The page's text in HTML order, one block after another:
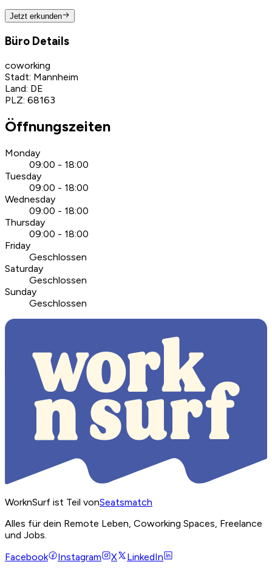
Jetzt erkunden
Büro Details
coworking
Stadt: Mannheim
Land: DE
PLZ: 68163
Öffnungszeiten
Monday
09:00 - 18:00
Tuesday
09:00 - 18:00
Wednesday
09:00 - 18:00
Thursday
09:00 - 18:00
Friday
Geschlossen
Saturday
Geschlossen
Sunday
Geschlossen
WorknSurf ist Teil vonSeatsmatch
Alles für dein Remote Leben, Coworking Spaces, Freelance
und Jobs.
Facebook
Instagram X LinkedIn